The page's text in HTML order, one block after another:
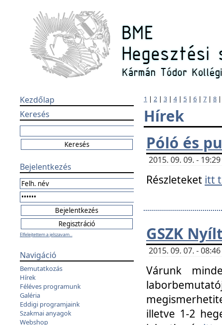
Kezdőlap
Keresés
Bejelentkezés
Elfelejtettem a jelszavam...
Navigáció
Bemutatkozás
Hírek
Féléves programunk
Galéria
Eddigi programjaink
Szakmai anyagok
Webshop
1 | 2 | 3 | 4| 5 | 6 | 7 | 8
Hírek
Póló és
2015. 09. 09. -
Részleteket itt
GSZK
2015. 09. 07. -
Várunk
illetve 1-2